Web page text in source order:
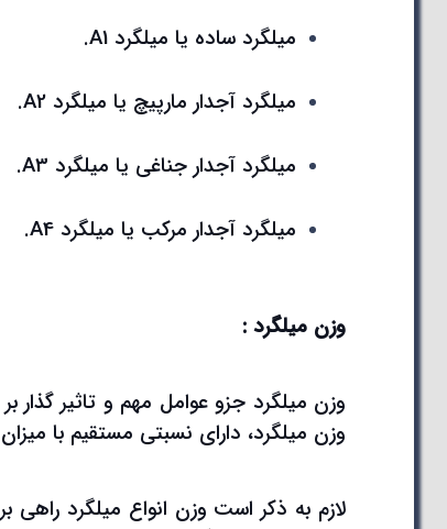
میلگرد ساده یا میلگرد A1.
میلگرد آجدار مارپیچ یا میلگرد A2.
میلگرد آجدار جناغی یا میلگرد A3.
میلگرد آجدار مرکب یا میلگرد A4.
وزن میلگرد :
وزن میلگرد جزو عوامل مهم و تاثیر
وزن میلگرد، دارای نسبتی مستقیم با
لازم به ذکر است وزن انواع میلگرد راهی